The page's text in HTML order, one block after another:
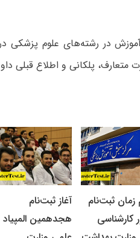
در رشته‌های علوم پزشکی
متعارف، پلکانی و اطلاع قبلی
زمان ثبت‌نام
کارشناسی
آغاز ثبت‌نام
هجدهمین المپیاد